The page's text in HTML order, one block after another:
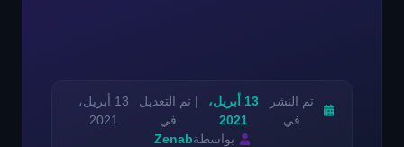
تم النشر
في
13 أبريل،
2021
| تم التعديل
في
13 أبريل،
2021
بواسطةZenab